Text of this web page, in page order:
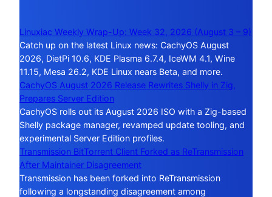
Linuxiac Weekly Wrap-Up: Week 32, 2026 (August 3 – 9)
Catch up on the latest Linux news: CachyOS August
2026, DietPi 10.6, KDE Plasma 6.7.4, IceWM 4.1, Wine
11.15, Mesa 26.2, KDE Linux nears Beta, and more.
CachyOS August 2026 Release Rewrites Shelly in Zig,
Prepares Server Edition
CachyOS rolls out its August 2026 ISO with a Zig-based
Shelly package manager, revamped update tooling, and
experimental Server Edition profiles.
Transmission BitTorrent Client Forked as ReTransmission
After Maintainer Disagreement
Transmission has been forked into ReTransmission
following a longstanding disagreement among